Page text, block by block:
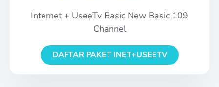
Internet + UseeTv Basic New Basic 109
Channel
DAFTAR PAKET INET+USEETV